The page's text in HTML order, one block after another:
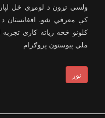
ولسي تړون د لومړی ځل
کلونو څخه زیاته کاری
ملي پیوستون پروګرام
نور